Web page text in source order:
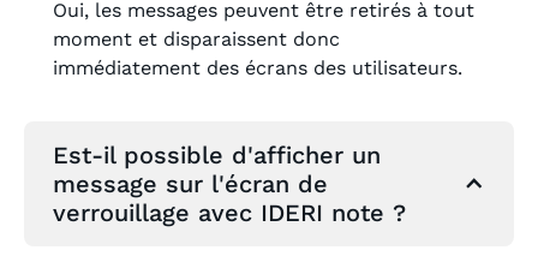
Oui, les messages peuvent être retirés à tout
moment et disparaissent donc
immédiatement des écrans des utilisateurs.
Est-il possible d'afficher un
message sur l'écran de
verrouillage avec IDERI note ?